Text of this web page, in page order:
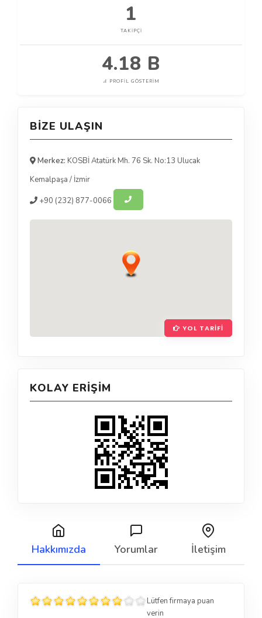
1
TAKIPÇI
4.18 B
PROFIL GÖSTERIM
BIZE ULAŞIN
Merkez: KOSBİ Atatürk Mh. 76 Sk. No:13 Ulucak
Kemalpaşa / İzmir
+90 (232) 877-0066
YOL TARIFI
KOLAY ERIŞIM
Hakkımızda Yorumlar İletişim
Lütfen firmaya puan
verin